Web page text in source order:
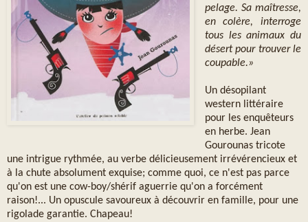
pelage. Sa maîtresse,
en colère, interroge
tous les animaux du
désert pour trouver le
coupable.»
Un désopilant
western littéraire
pour les enquêteurs
en herbe. Jean
Gourounas tricote
une intrigue rythmée, au verbe délicieusement irrévérencieux et
à la chute absolument exquise; comme quoi, ce n'est pas parce
qu'on est une cow-boy/shérif aguerrie qu'on a forcément
raison!... Un opuscule savoureux à découvrir en famille, pour une
rigolade garantie. Chapeau!